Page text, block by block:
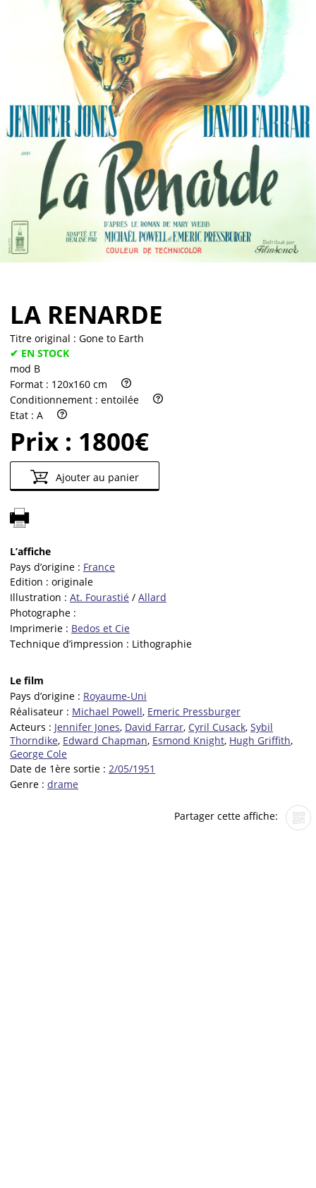
Vendre
LA RENARDE
Titre original : Gone to Earth
✔ EN STOCK
mod B
Format : 120x160 cm
Conditionnement : entoilée
Etat : A
Prix : 1800€
Ajouter au panier
L’affiche
Pays d’origine : France
Edition : originale
Illustration : At. Fourastié / Allard
Photographe :
Imprimerie : Bedos et Cie
Technique d’impression : Lithographie
Le film
Pays d’origine : Royaume-Uni
Réalisateur : Michael Powell, Emeric Pressburger
Acteurs : Jennifer Jones, David Farrar, Cyril Cusack, Sybil
Thorndike, Edward Chapman, Esmond Knight, Hugh Griffith,
George Cole
Date de 1ère sortie : 2/05/1951
Genre : drame
Partager cette affiche: